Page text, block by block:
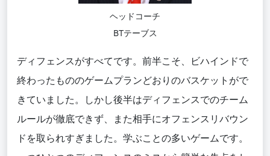
ヘッドコーチ
BTテーブス
ディフェンスがすべてです。前半こそ、ビハインドで
終わったもののゲームプランどおりのバスケットがで
きていました。しかし後半はディフェンスでのチーム
ルールが徹底できず、また相手にオフェンスリバウン
ドを取られすぎました。学ぶことの多いゲームです。